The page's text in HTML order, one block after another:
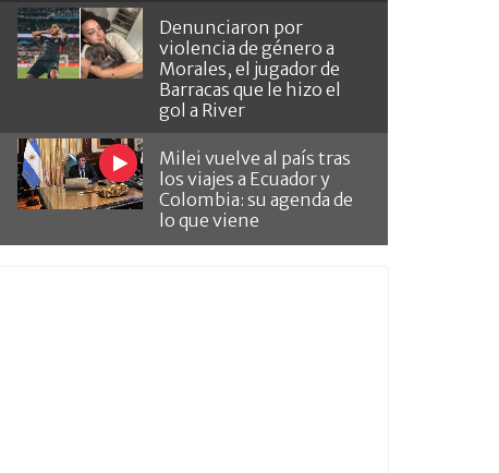
Denunciaron por
violencia de género a
Morales, el jugador de
Barracas que le hizo el
gol a River
Milei vuelve al país tras
los viajes a Ecuador y
Colombia: su agenda de
lo que viene